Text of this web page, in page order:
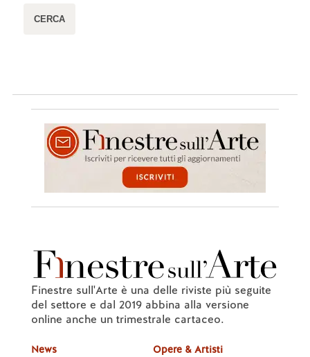
Finestre sull'Arte è una delle riviste più seguite
del settore e dal 2019 abbina alla versione
online anche un trimestrale cartaceo.
News Opere & Artisti